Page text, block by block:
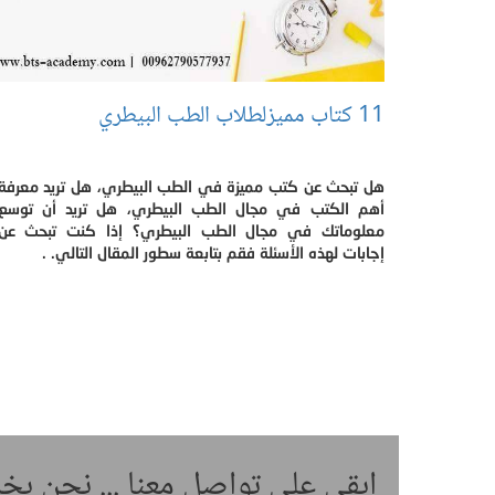
11 كتاب مميزلطلاب الطب البيطري
هل تبحث عن كتب مميزة في الطب البيطري، هل تريد
أهم الكتب في مجال الطب البيطري، هل تريد أن
معلوماتك في مجال الطب البيطري؟ إذا كنت تبحث
إجابات لهذه الأسئلة فقم بتابعة سطور المقال التالي. .